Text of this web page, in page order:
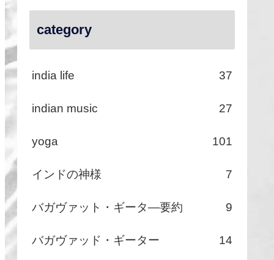
category
india life 37
indian music 27
yoga 101
インドの神様 7
バガヴァット・ギータ―要約 9
バガヴァッド・ギーター 14